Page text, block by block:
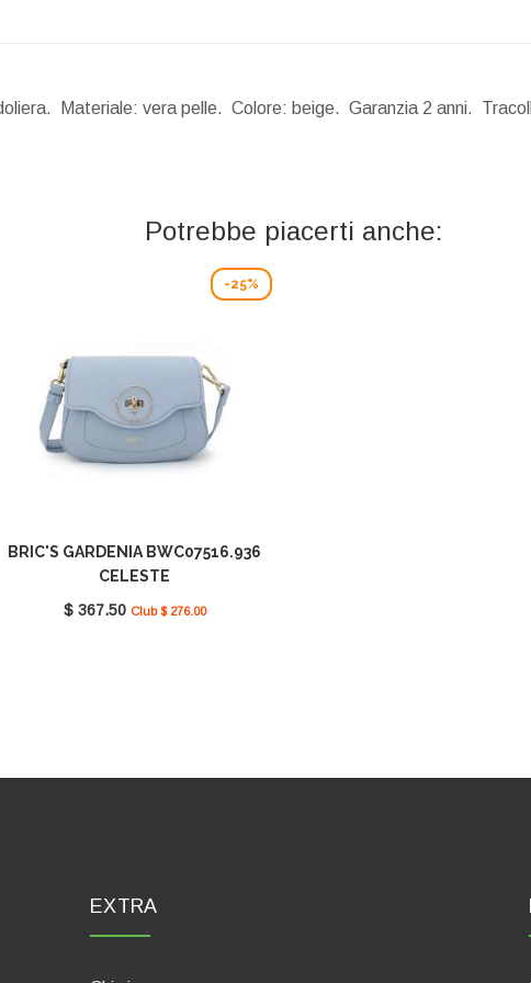
Materiale: vera pelle. Colore: beige. Garanzia 2 anni.
Potrebbe piacerti anche:
-25%
BRIC'S GARDENIA BWC07516.936
CELESTE
$ 367.50 Club $ 276.00
EXTRA